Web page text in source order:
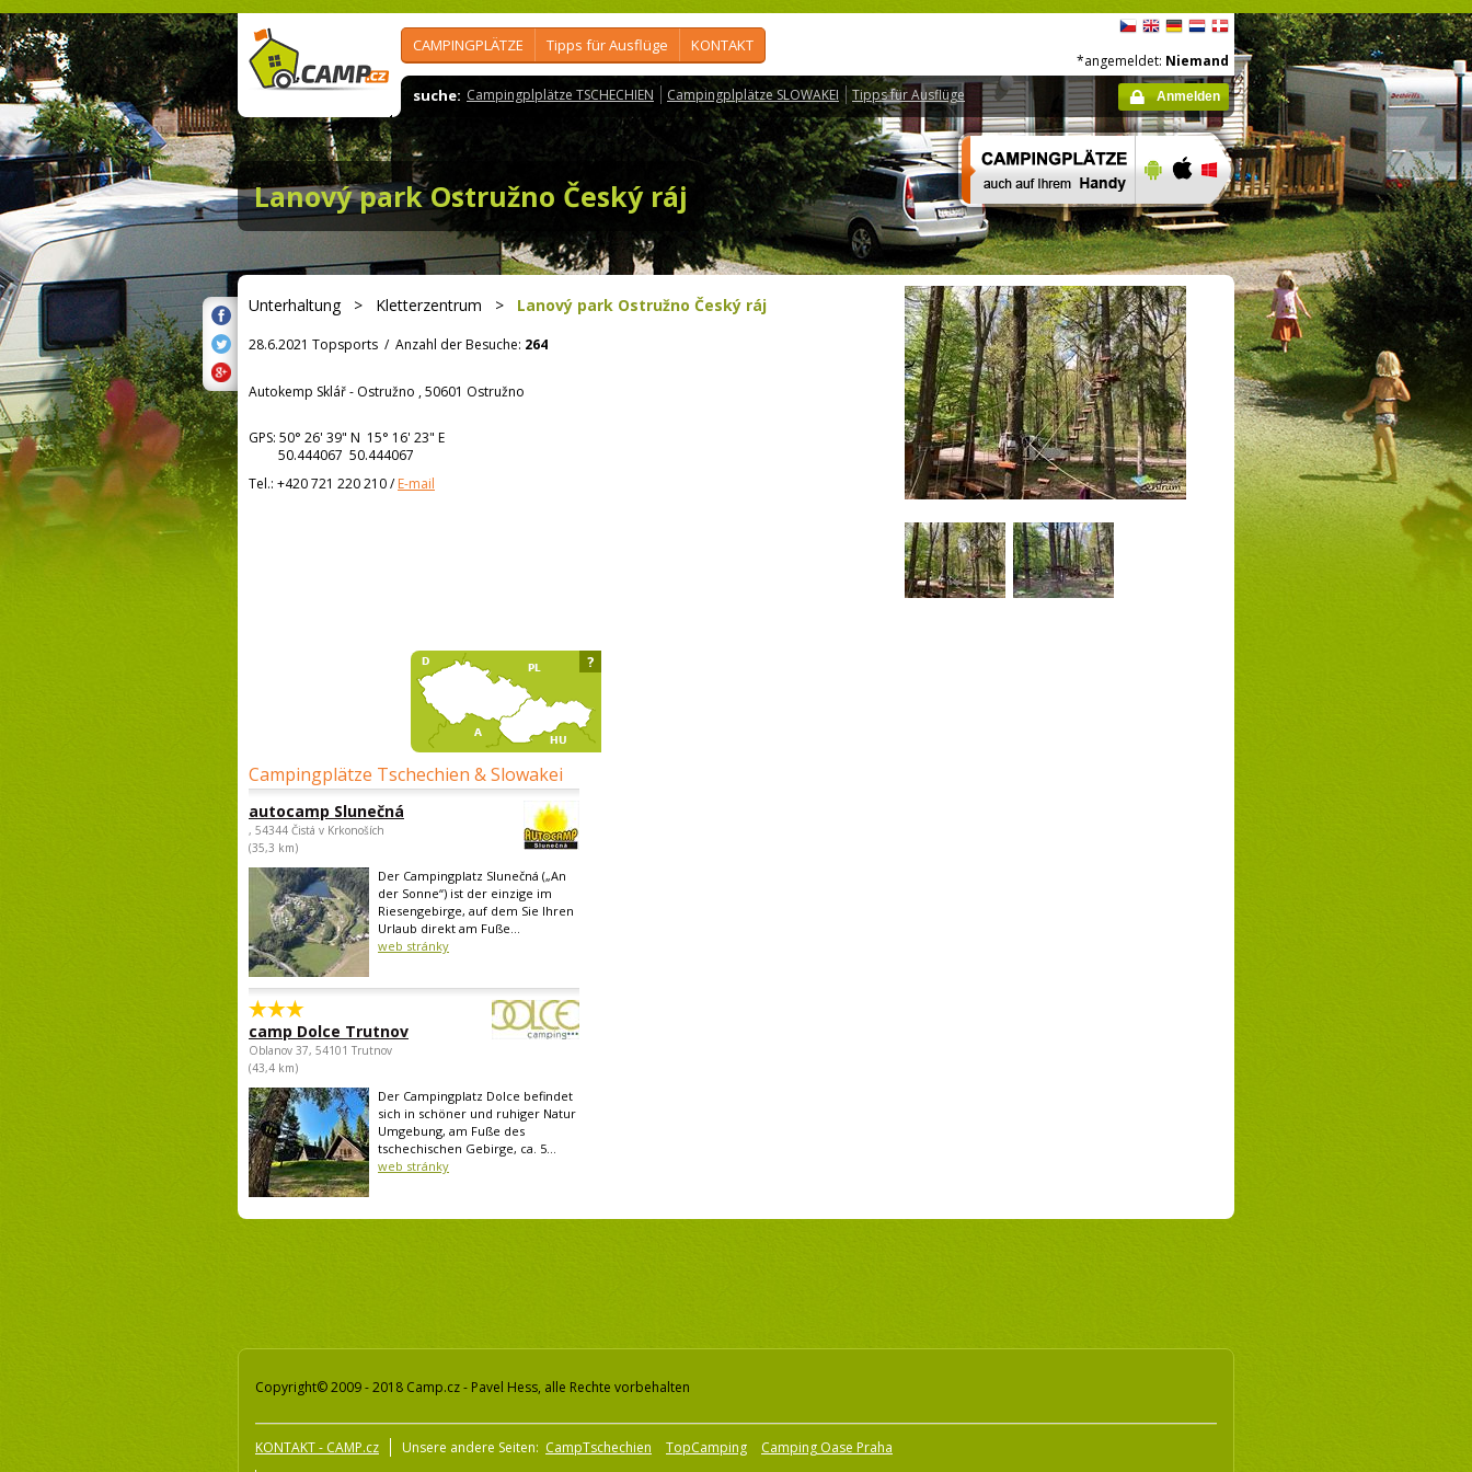
CAMPINGPLÄTZE Tipps für Ausflüge KONTAKT
suche: Campingplplätze TSCHECHIEN Campingplplätze SLOWAKEI Tipps für Ausflüge
*angemeldet: Niemand
Anmelden
Lanový park Ostružno Český ráj
Unterhaltung> Kletterzentrum > Lanový park Ostružno Český ráj
28.6.2021 Topsports / Anzahl der Besuche: 264
Autokemp Sklář - Ostružno , 50601 Ostružno
GPS: 50° 26' 39" N 15° 16' 23" E
50.444067 50.444067
Tel.: +420 721 220 210/E-mail
Campingplätze Tschechien & Slowakei
autocamp Slunečná
, 54344 Čistá v Krkonoších
(35,3 km)
Der Campingplatz Slunečná („An
der Sonne“) ist der einzige im
Riesengebirge, auf dem Sie Ihren
Urlaub direkt am Fuße...
web stránky
camp Dolce Trutnov
Oblanov 37, 54101 Trutnov
(43,4 km)
Der Campingplatz Dolce befindet
sich in schöner und ruhiger Natur
Umgebung, am Fuße des
tschechischen Gebirge, ca. 5...
web stránky
?
Copyright© 2009 - 2018 Camp.cz - Pavel Hess, alle Rechte vorbehalten
KONTAKT - CAMP.cz Unsere andere Seiten: CampTschechien TopCamping
Camping Oase Praha